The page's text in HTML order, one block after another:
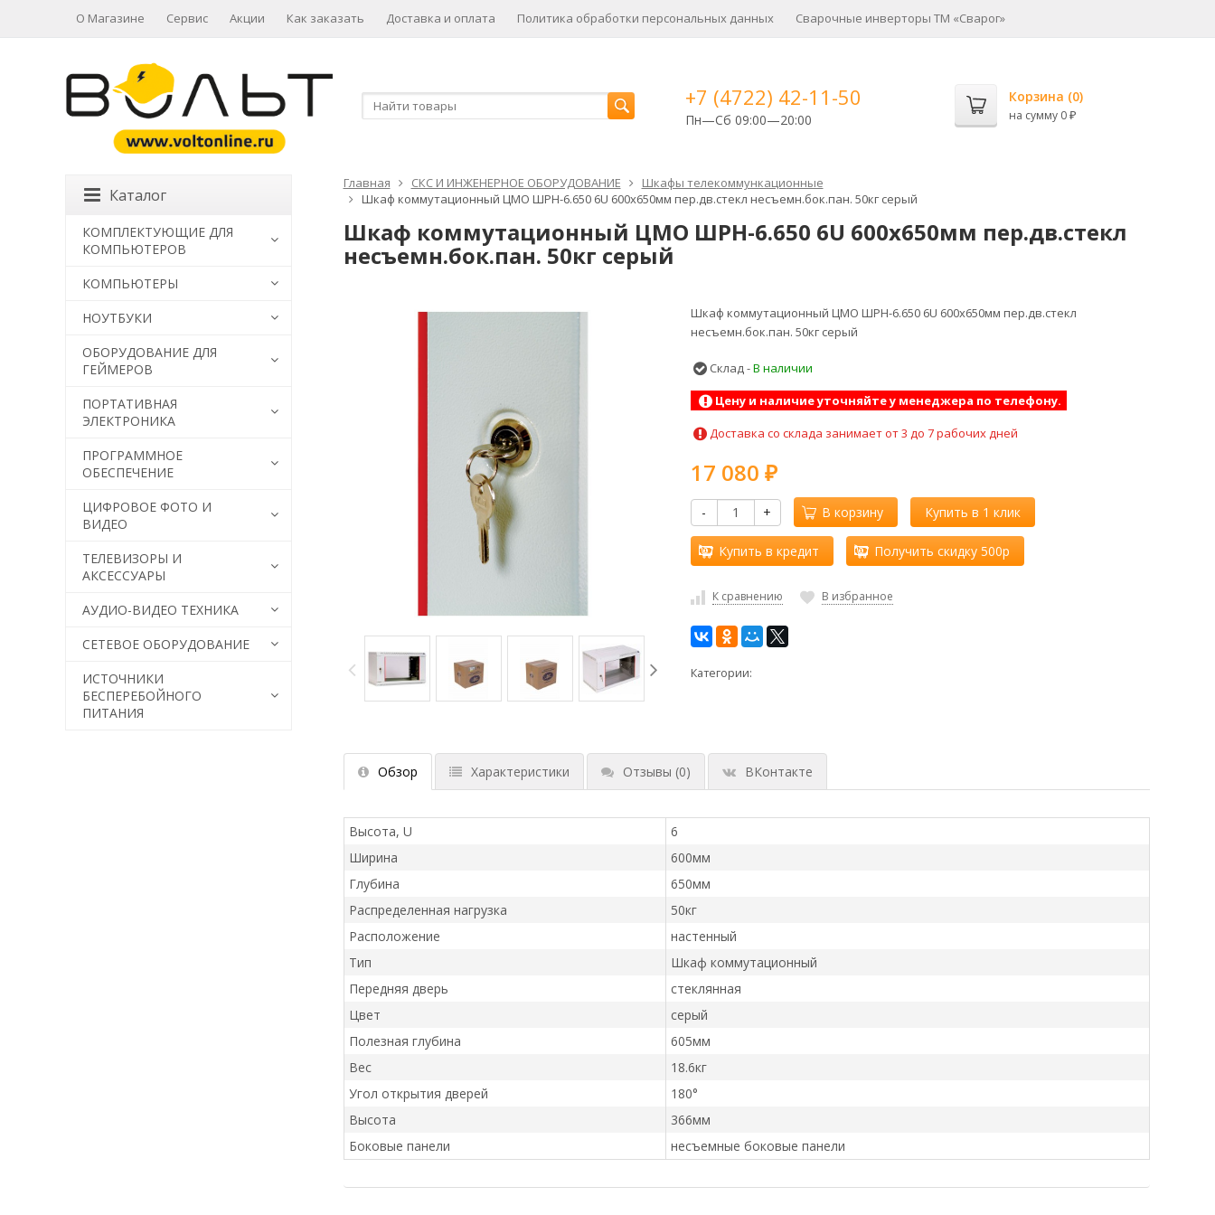
О Магазине Сервис Акции Как заказать Доставка и оплата Политика обработки персональных данных Сварочные инверторы ТМ «Сварог»
+7 (4722) 42-11-50
Пн—Сб 09:00—20:00
Корзина (0)
на сумму 0 ₽
Главная СКС И ИНЖЕНЕРНОЕ ОБОРУДОВАНИЕ
Шкафы телекоммункационные
Шкаф коммутационный ЦМО ШРН-6.650 6U 600x650мм пер.дв.стекл несъемн.бок.пан. 50кг серый
Шкаф коммутационный ЦМО ШРН-6.650 6U 600x650мм пер.дв.стекл
несъемн.бок.пан. 50кг серый
Шкаф коммутационный ЦМО ШРН-6.650 6U 600x650мм пер.дв.стекл
несъемн.бок.пан. 50кг серый
Склад -В наличии
Цену и наличие уточняйте у менеджера по телефону.
Доставка со склада занимает от 3 до 7 рабочих дней
17 080 ₽
- + В корзину Купить в 1 клик
Купить в кредит Получить скидку 500р
К сравнению В избранное
Категории:
Обзор Характеристики Отзывы (0) ВКонтакте
Высота, U
6
Ширина
600мм
Глубина
650мм
Распределенная нагрузка
50кг
Расположение
настенный
Тип
Шкаф коммутационный
Передняя дверь
стеклянная
Цвет
серый
Полезная глубина
605мм
Вес
18.6кг
Угол открытия дверей
180°
Высота
366мм
Боковые панели
несъемные боковые панели
Каталог
КОМПЛЕКТУЮЩИЕ ДЛЯ
КОМПЬЮТЕРОВ
КОМПЬЮТЕРЫ
НОУТБУКИ
ОБОРУДОВАНИЕ ДЛЯ
ГЕЙМЕРОВ
ПОРТАТИВНАЯ
ЭЛЕКТРОНИКА
ПРОГРАММНОЕ
ОБЕСПЕЧЕНИЕ
ЦИФРОВОЕ ФОТО И
ВИДЕО
ТЕЛЕВИЗОРЫ И
АКСЕССУАРЫ
АУДИО-ВИДЕО ТЕХНИКА
СЕТЕВОЕ ОБОРУДОВАНИЕ
ИСТОЧНИКИ
БЕСПЕРЕБОЙНОГО
ПИТАНИЯ